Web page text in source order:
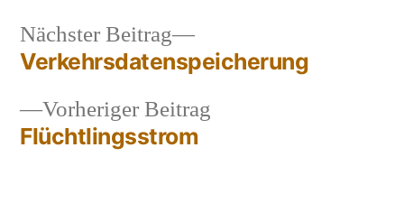
Beitragsnavigation
Vorheriger Beitrag
Flüchtlingsstrom
Nächster Beitrag
Nächster
Beitrag:
Verkehrsdatenspeicherung